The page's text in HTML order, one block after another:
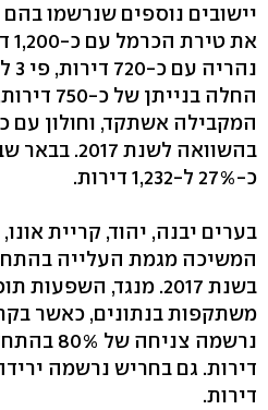
יישובים נוספים שנרשמו בהם
בהשוואה
כ-27% ל-1,232 דירות.
בערים יבנה, יהוד, קריית
המשיכה מגמת העלייה
בשנת 2017. מנגד,
משתקפות בנתונים, כאשר
דירות.